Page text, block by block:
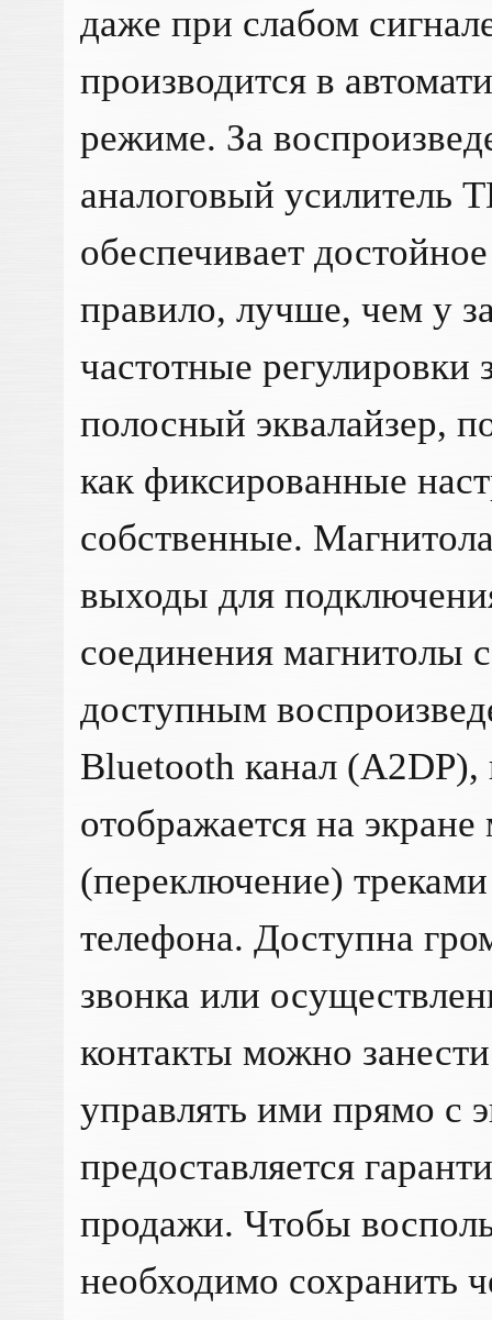
даже при слабом
производится в
режиме. За
аналоговый усилитель
обеспечивает
правило, лучше, чем у
частотные регулировки
полосный эквалайзер,
как фиксированные
собственные.
выходы для
соединения магнитолы
доступным
Bluetooth канал (A2DP),
отображается на
(переключение)
телефона. Доступна
звонка или
контакты можно
управлять ими прямо с
предоставляется
продажи. Чтобы
необходимо сохранить